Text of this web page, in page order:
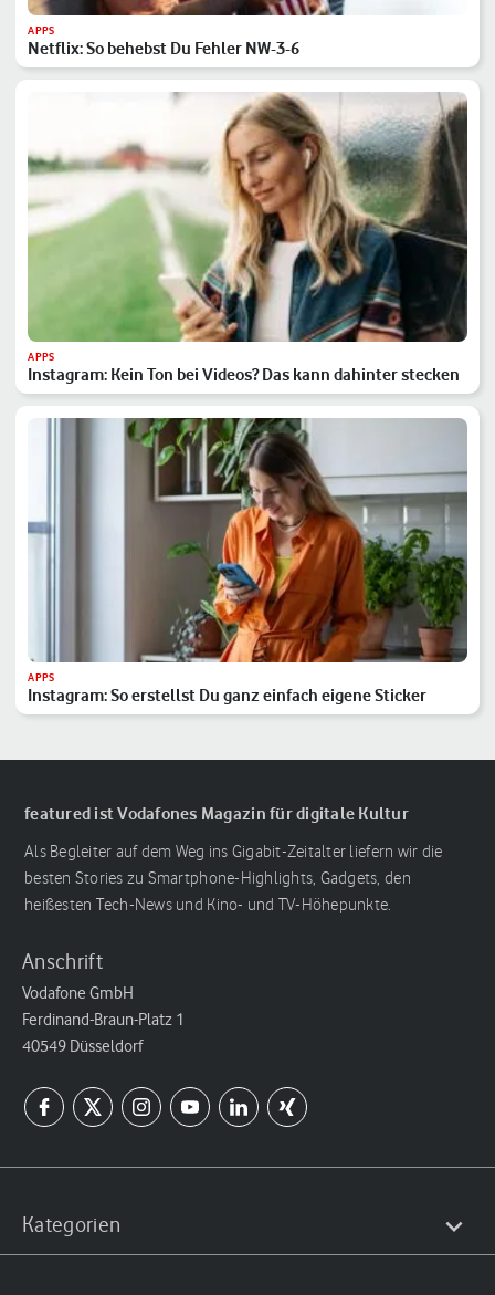
APPS
Netflix: So behebst Du Fehler NW-3-6
APPS
Instagram: Kein Ton bei Videos? Das kann dahinter stecken
APPS
Instagram: So erstellst Du ganz einfach eigene Sticker
featured ist Vodafones Magazin für digitale Kultur
Als Begleiter auf dem Weg ins Gigabit-Zeitalter liefern wir die
besten Stories zu Smartphone-Highlights, Gadgets, den
heißesten Tech-News und Kino- und TV-Höhepunkte.
Anschrift
Vodafone GmbH
Ferdinand-Braun-Platz 1
40549 Düsseldorf
Kategorien